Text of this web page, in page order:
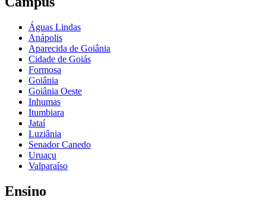
Águas Lindas
Anápolis
Aparecida de Goiânia
Cidade de Goiás
Formosa
Goiânia
Goiânia Oeste
Inhumas
Itumbiara
Jataí
Luziânia
Senador Canedo
Uruaçu
Valparaíso
Ensino